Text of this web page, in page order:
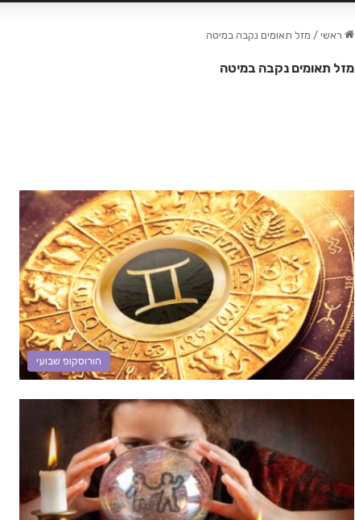
ראשי / מזל תאומים נקבה במיטה
מזל תאומים נקבה במיטה
הורוסקופ שבועי